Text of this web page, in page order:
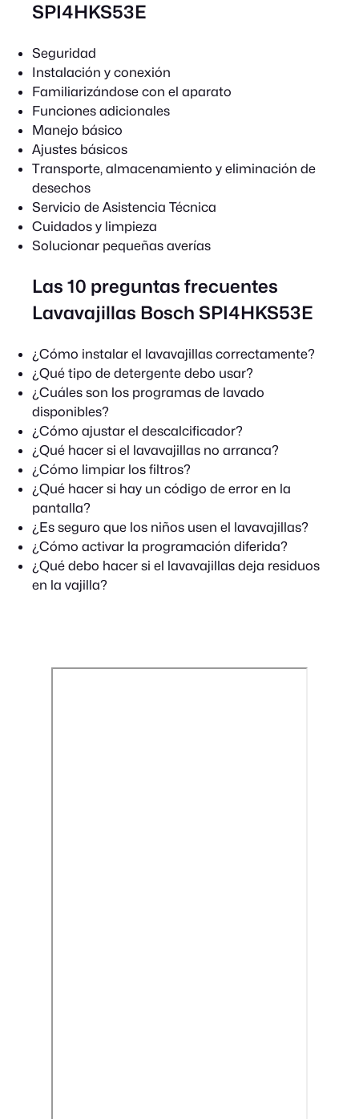
SPI4HKS53E
Seguridad
Instalación y conexión
Familiarizándose con el aparato
Funciones adicionales
Manejo básico
Ajustes básicos
Transporte, almacenamiento y eliminación de
desechos
Servicio de Asistencia Técnica
Cuidados y limpieza
Solucionar pequeñas averías
Las 10 preguntas frecuentes
Lavavajillas Bosch SPI4HKS53E
¿Cómo instalar el lavavajillas correctamente?
¿Qué tipo de detergente debo usar?
¿Cuáles son los programas de lavado
disponibles?
¿Cómo ajustar el descalcificador?
¿Qué hacer si el lavavajillas no arranca?
¿Cómo limpiar los filtros?
¿Qué hacer si hay un código de error en la
pantalla?
¿Es seguro que los niños usen el lavavajillas?
¿Cómo activar la programación diferida?
¿Qué debo hacer si el lavavajillas deja residuos
en la vajilla?